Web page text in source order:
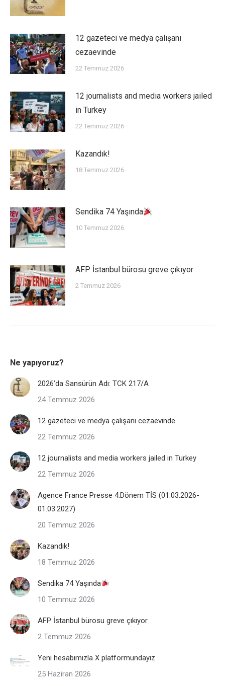
12 gazeteci ve medya çalışanı
cezaevinde
22 Temmuz 2026
12 journalists and media workers jailed
in Turkey
22 Temmuz 2026
Kazandık!
18 Temmuz 2026
Sendika 74 Yaşında
10 Temmuz 2026
AFP İstanbul bürosu greve çıkıyor
2 Temmuz 2026
Ne yapıyoruz?
2026’da Sansürün Adı: TCK 217/A
24 Temmuz 2026
12 gazeteci ve medya çalışanı cezaevinde
22 Temmuz 2026
12 journalists and media workers jailed in Turkey
22 Temmuz 2026
Agence France Presse 4.Dönem TİS (01.03.2026-
01.03.2027)
20 Temmuz 2026
Kazandık!
18 Temmuz 2026
Sendika 74 Yaşında
10 Temmuz 2026
AFP İstanbul bürosu greve çıkıyor
2 Temmuz 2026
Yeni hesabımızla X platformundayız
25 Haziran 2026